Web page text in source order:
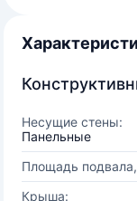
Несущие стены:
Панельные
Площадь
Крыша: